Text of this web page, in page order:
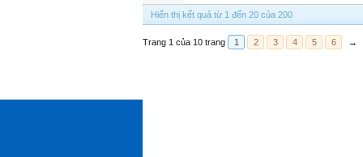
Hiển thị kết quả từ 1 đến 20 của 200
Trang 1 của 10 trang 1 2 3 4 5 6 →